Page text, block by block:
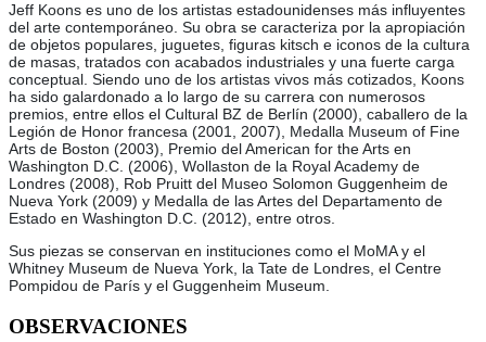
Jeff Koons es uno de los artistas estadounidenses más influyentes
del arte contemporáneo. Su obra se caracteriza por la apropiación
de objetos populares, juguetes, figuras kitsch e iconos de la cultura
de masas, tratados con acabados industriales y una fuerte carga
conceptual. Siendo uno de los artistas vivos más cotizados, Koons
ha sido galardonado a lo largo de su carrera con numerosos
premios, entre ellos el Cultural BZ de Berlín (2000), caballero de la
Legión de Honor francesa (2001, 2007), Medalla Museum of Fine
Arts de Boston (2003), Premio del American for the Arts en
Washington D.C. (2006), Wollaston de la Royal Academy de
Londres (2008), Rob Pruitt del Museo Solomon Guggenheim de
Nueva York (2009) y Medalla de las Artes del Departamento de
Estado en Washington D.C. (2012), entre otros.
Sus piezas se conservan en instituciones como el MoMA y el
Whitney Museum de Nueva York, la Tate de Londres, el Centre
Pompidou de París y el Guggenheim Museum.
OBSERVACIONES